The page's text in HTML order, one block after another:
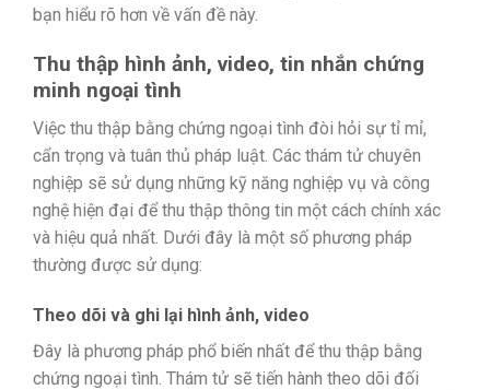
bạn hiểu rõ hơn về vấn đề này.
Thu thập hình ảnh, video, tin nhắn chứng
minh ngoại tình
Việc thu thập bằng chứng ngoại tình đòi hỏi sự tỉ mỉ,
cẩn trọng và tuân thủ pháp luật. Các thám tử chuyên
nghiệp sẽ sử dụng những kỹ năng nghiệp vụ và công
nghệ hiện đại để thu thập thông tin một cách chính xác
và hiệu quả nhất. Dưới đây là một số phương pháp
thường được sử dụng:
Theo dõi và ghi lại hình ảnh, video
Đây là phương pháp phổ biến nhất để thu thập bằng
chứng ngoại tình. Thám tử sẽ tiến hành theo dõi đối